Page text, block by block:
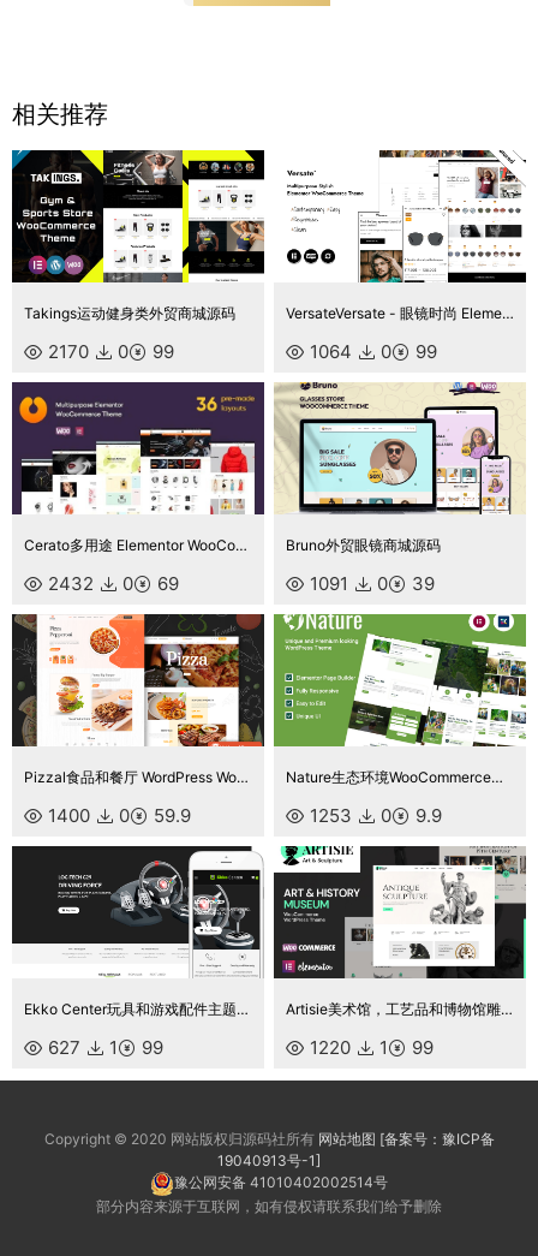
相关推荐
Takings运动健身类外贸商城源码
2170 0 99
VersateVersate - 眼镜时尚 Elementor WooCommerce 主题
1064 0 99
Cerato多用途 Elementor WooCommerce 主题
2432 0 69
Bruno外贸眼镜商城源码
1091 0 39
Pizzal食品和餐厅 WordPress WooCommerce 主题
1400 0 59.9
Nature生态环境WooCommerce主题
1253 0 9.9
Ekko Center玩具和游戏配件主题WooCommerce主题
627 1 99
Artisie美术馆，工艺品和博物馆雕塑商城主题
1220 1 99
Copyright © 2020 网站版权归源码社所有 网站地图 [备案号：豫ICP备
19040913号-1]
豫公网安备 41010402002514号
部分内容来源于互联网，如有侵权请联系我们给予删除